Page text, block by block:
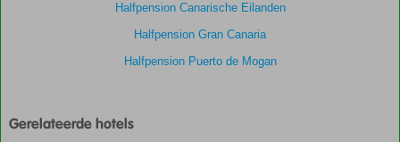
Mogan
Halfpension Canarische Eilanden
Halfpension Gran Canaria
Halfpension Puerto de Mogan
Gerelateerde hotels